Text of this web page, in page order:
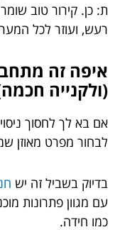
ת: כן. קירור טוב
רעש, ועוזר לכל
איפה זה
(ולקנייה
אם בא לך לחסוך
לבחור מפרט מאוזן
בדיוק בשביל זה יש
עם מגוון פתרונות
כמו חידה.